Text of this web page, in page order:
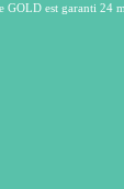
GOLD est garanti 24